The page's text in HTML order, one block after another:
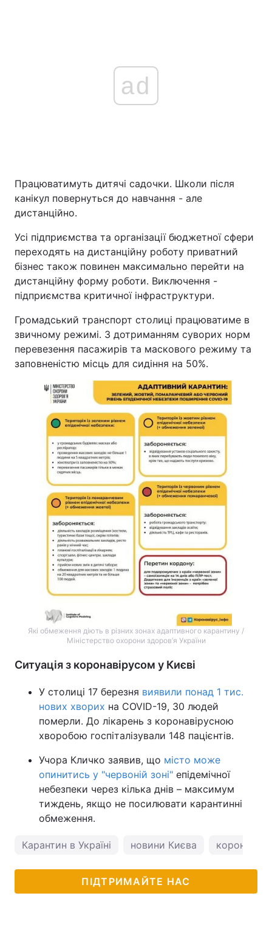
ad
Працюватимуть дитячі садочки. Школи після
канікул повернуться до навчання - але
дистанційно.
Усі підприємства та організації бюджетної сфери
переходять на дистанційну роботу приватний
бізнес також повинен максимально перейти на
дистанційну форму роботи. Виключення -
підприємства критичної інфраструктури.
Громадський транспорт столиці працюватиме в
звичному режимі. З дотриманням суворих норм
перевезення пасажирів та маскового режиму та
заповненістю місць для сидіння на 50%.
Які обмеження діють в різних зонах адаптивного карантину /
Міністерство охорони здоров’я України
Ситуація з коронавірусом у Києві
У столиці 17 березня виявили понад 1 тис.
нових хворих на COVID-19, 30 людей
померли. До лікарень з коронавірусною
хворобою госпіталізували 148 пацієнтів.
Учора Кличко заявив, що місто може
опинитись у "червоній зоні" епідемічної
небезпеки через кілька днів – максимум
тиждень, якщо не посилювати карантинні
обмеження.
Карантин в Україні новини Києва
ПІДТРИМАЙТЕ НАС